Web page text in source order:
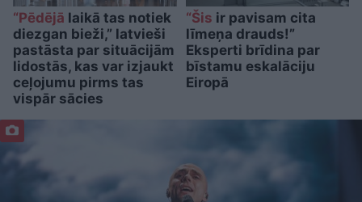
“Pēdējā laikā tas notiek
diezgan bieži,” latvieši
pastāsta par situācijām
lidostās, kas var izjaukt
ceļojumu pirms tas
vispār sācies
“Šis ir pavisam cita
līmeņa drauds!”
Eksperti brīdina par
bīstamu eskalāciju
Eiropā